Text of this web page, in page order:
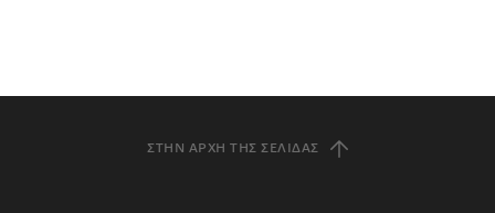
ΣΤΗΝ ΑΡΧΉ ΤΗΣ ΣΕΛΊΔΑΣ